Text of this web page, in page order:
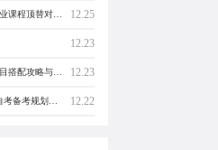
12.25
12.23
12.23
12.22